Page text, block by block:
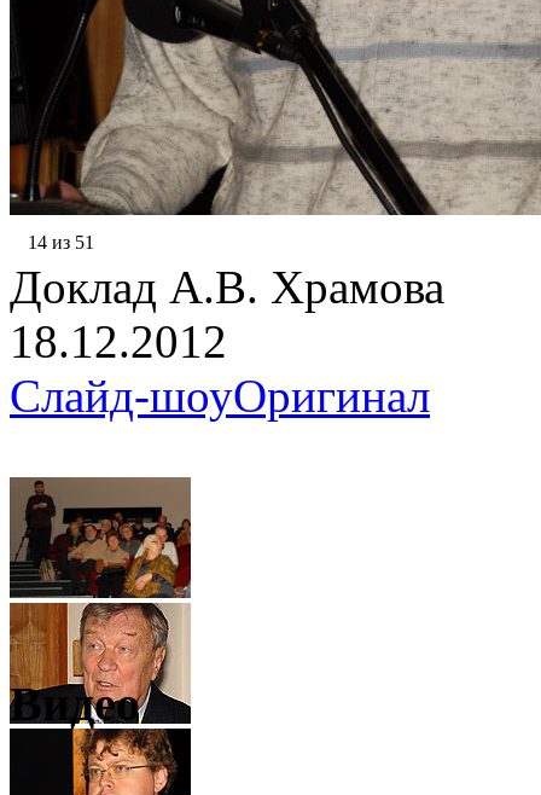
14 из 51
Доклад А.В. Храмова
18.12.2012
Слайд-шоуОригинал
Видео